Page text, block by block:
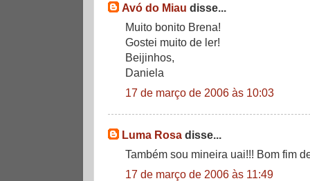
Avó do Miau disse...
Muito bonito Brena!
Gostei muito de ler!
Beijinhos,
Daniela
17 de março de 2006 às 10:03
Luma Rosa disse...
Também sou mineira uai!!! Bom fim
17 de março de 2006 às 11:49